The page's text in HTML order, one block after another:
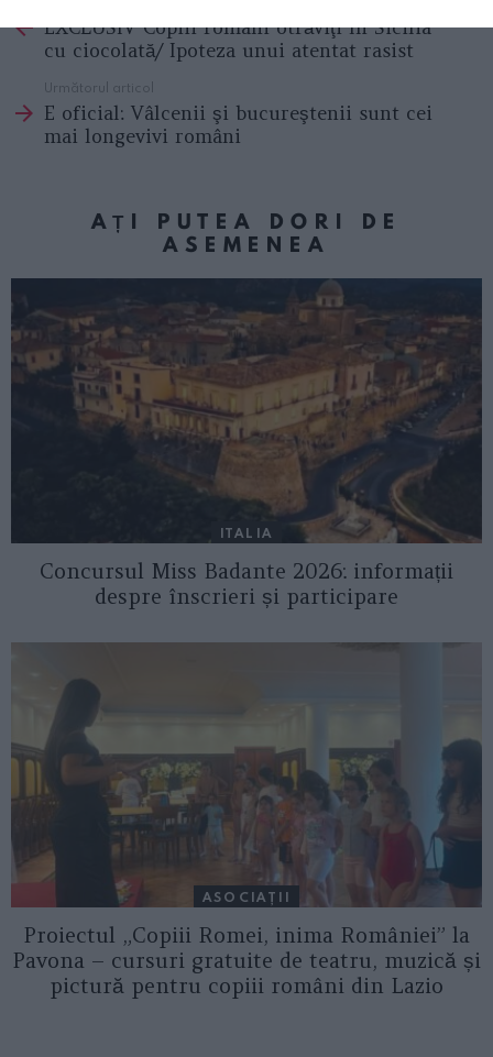
moreEXCLUSIV Copiii români otrăviţi în Sicilia
cu ciocolată/ Ipoteza unui atentat rasist
Următorul articol
E oficial: Vâlcenii şi bucureştenii sunt cei
mai longevivi români
AȚI PUTEA DORI DE
ASEMENEA
ITALIA
Concursul Miss Badante 2026: informații
despre înscrieri și participare
ASOCIAŢII
Proiectul „Copiii Romei, inima României” la
Pavona – cursuri gratuite de teatru, muzică și
pictură pentru copiii români din Lazio